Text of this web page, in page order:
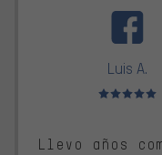
Luis A.
Valoración
Llevo años